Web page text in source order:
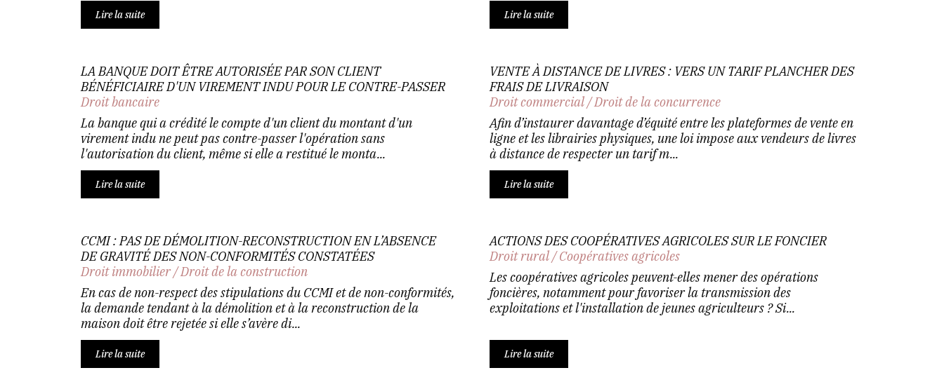
Lire la suite Lire la suite
LA BANQUE DOIT ÊTRE AUTORISÉE PAR SON CLIENT
BÉNÉFICIAIRE D'UN VIREMENT INDU POUR LE CONTRE-PASSER
Droit bancaire
La banque qui a crédité le compte d'un client du montant d'un
virement indu ne peut pas contre-passer l'opération sans
l'autorisation du client, même si elle a restitué le monta...
Lire la suite
VENTE À DISTANCE DE LIVRES : VERS UN TARIF PLANCHER DES
FRAIS DE LIVRAISON
Droit commercial/Droit de la concurrence
Afin d’instaurer davantage d’équité entre les plateformes de vente en
ligne et les librairies physiques, une loi impose aux vendeurs de livres
à distance de respecter un tarif m...
Lire la suite
CCMI : PAS DE DÉMOLITION-RECONSTRUCTION EN L’ABSENCE
DE GRAVITÉ DES NON-CONFORMITÉS CONSTATÉES
Droit immobilier/Droit de la construction
En cas de non-respect des stipulations du CCMI et de non-conformités,
la demande tendant à la démolition et à la reconstruction de la
maison doit être rejetée si elle s’avère di...
Lire la suite
ACTIONS DES COOPÉRATIVES AGRICOLES SUR LE FONCIER
Droit rural/Coopératives agricoles
Les coopératives agricoles peuvent-elles mener des opérations
foncières, notamment pour favoriser la transmission des
exploitations et l'installation de jeunes agriculteurs ? Si...
Lire la suite